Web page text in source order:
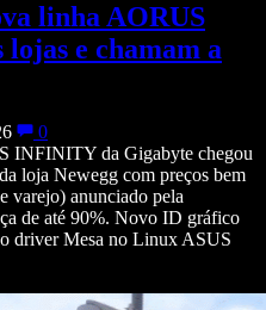
linha AORUS
e chamam a
0
INFINITY da Gigabyte chegou
loja Newegg com preços bem
varejo) anunciado pela
de até 90%. Novo ID gráfico
driver Mesa no Linux ASUS